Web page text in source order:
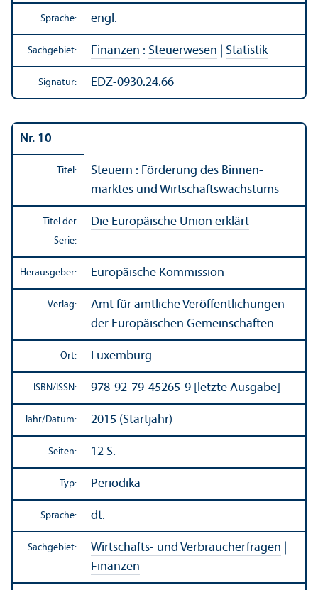
Sprache: engl.
Sachgebiet: Finanzen : Steuerwesen Statistik
Signatur: EDZ-0930.24.66
Nr. 10
Titel:
Steuern : Förderung des Binnen­
marktes und Wirtschafts­wachstums
Titel der
Serie:
Die Europäische Union erklärt
Herausgeber: Europäische Kommission
Verlag:
Amt für amtliche Veröffentlichungen
der Europäischen Gemeinschaften
Ort: Luxemburg
ISBN/ ISSN: 978-92-79-45265-9 [letzte Ausgabe]
Jahr/Datum: 2015 (Startjahr)
Seiten: 12 S.
Typ: Periodika
Sprache: dt.
Sachgebiet: Wirtschafts- und Verbraucherfragen
Finanzen